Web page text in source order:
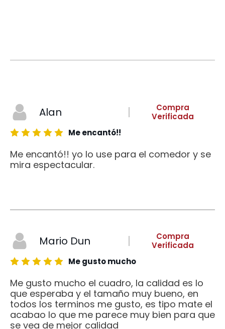
Alan
Compra
Verificada
Me encantó!!
Me encantó!! yo lo use para el comedor y se
mira espectacular.
Mario Dun
Compra
Verificada
Me gusto mucho
Me gusto mucho el cuadro, la calidad es lo
que esperaba y el tamaño muy bueno, en
todos los terminos me gusto, es tipo mate el
acabao lo que me parece muy bien para que
se vea de mejor calidad